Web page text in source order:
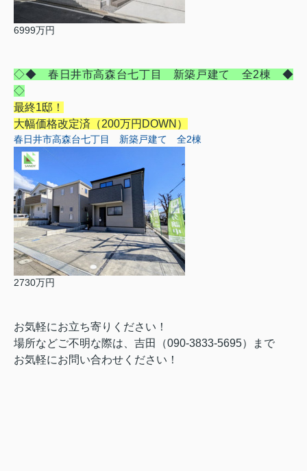
6999万円
◇◆ 春日井市高森台七丁目 新築戸建て 全2棟 ◆
◇
最終1邸！
大幅価格改定済（200万円DOWN）
春日井市高森台七丁目 新築戸建て 全2棟
2730万円
お気軽にお立ち寄りください！
場所などご不明な際は、吉田（090-3833-5695）まで
お気軽にお問い合わせください！